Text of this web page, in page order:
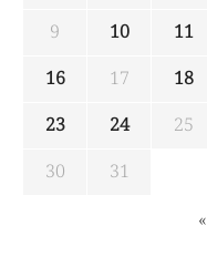
9
10 11
16
17 18
23
24 25
30
31